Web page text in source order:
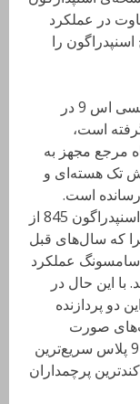
در عملکرد
را
در حالی که هنوز مدل اسنپدارگون گلکسی اس 9 در
است،
مرجع مجهز به
2465 را در بخش تک هسته‌ای و
رسانده است.
عملکرد بهتر اگزینوس 9810 نسبت به اسنپدراگون 845 از
که سال‌های قبل
سامسونگ عملکرد
با این حال در
دو پردازنده
صورت
گرفته، نسخه‌ی اگزینوس گلکسی اس 9 پلاس سریع‌ترین
اسنپدراگون گلکسی اس 9، کندترین پرچمداران